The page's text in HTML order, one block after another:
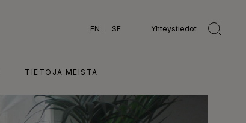
EN SE Yhteystiedot
TIETOJA MEISTÄ